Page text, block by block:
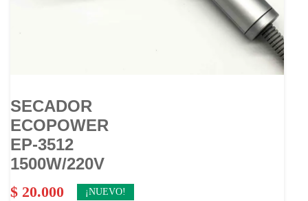
SECADOR
ECOPOWER
EP-3512
1500W/220V
$ 20.000 ¡NUEVO!